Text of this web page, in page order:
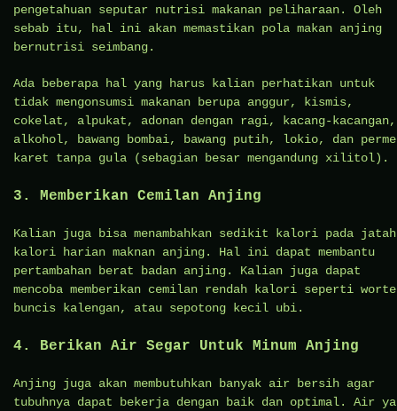
pengetahuan seputar nutrisi makanan peliharaan. Oleh
sebab itu, hal ini akan memastikan pola makan anjing
bernutrisi seimbang.
Ada beberapa hal yang harus kalian perhatikan untuk
tidak mengonsumsi makanan berupa anggur, kismis,
cokelat, alpukat, adonan dengan ragi, kacang-kacangan,
alkohol, bawang bombai, bawang putih, lokio, dan
karet tanpa gula (sebagian besar mengandung xilitol).
3. Memberikan Cemilan Anjing
Kalian juga bisa menambahkan sedikit kalori pada jatah
kalori harian maknan anjing. Hal ini dapat membantu
pertambahan berat badan anjing. Kalian juga dapat
mencoba memberikan cemilan rendah kalori seperti
buncis kalengan, atau sepotong kecil ubi.
4. Berikan Air Segar Untuk Minum Anjing
Anjing juga akan membutuhkan banyak air bersih agar
tubuhnya dapat bekerja dengan baik dan optimal. Air